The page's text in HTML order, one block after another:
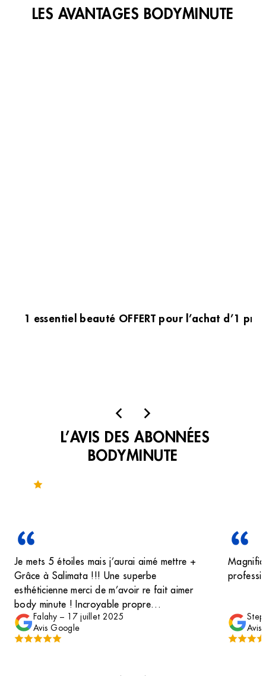
LES AVANTAGES BODYMINUTE
1 essentiel beauté OFFERT pour l’achat d’1
L’AVIS DES ABONNÉES
BODYMINUTE
Je mets 5 étoiles mais j’aurai aimé mettre +
Grâce à Salimata !!! Une superbe
esthéticienne merci de m’avoir re fait aimer
body minute ! Incroyable propre
professionnel agréable et d’une gentillesse
inimaginable !! Je ne viens que pour elle un
gros gros cœurs pour elle !!! Merci à Sali
Falahy – 17 juillet 2025
Avis Google
Avis